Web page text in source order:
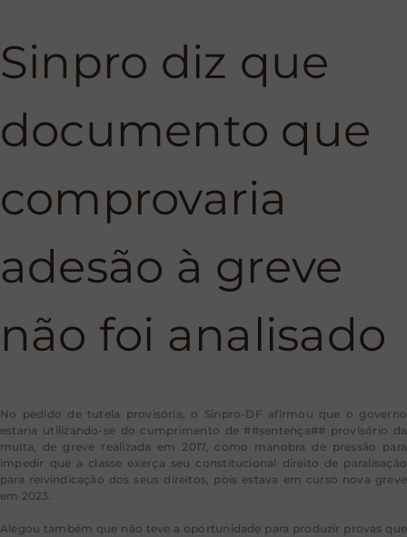
Sinpro diz que
documento que
comprovaria
adesão à greve
não foi analisado
No pedido de tutela provisória, o Sinpro-DF afirmou que o governo
estaria utilizando-se do cumprimento de ##sentença## provisório da
multa, de greve realizada em 2017, como manobra de pressão para
impedir que a classe exerça seu constitucional direito de paralisação
para reivindicação dos seus direitos, pois estava em curso nova greve
em 2023.
Alegou também que não teve a oportunidade para produzir provas que